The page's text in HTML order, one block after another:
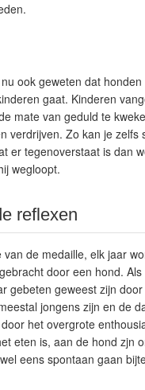
ook geweten dat
gaat. Kinderen
mate van geduld te
verdrijven. Zo kan je
er tegenoverstaat is dan
wegloopt.
reflexen
de medaille, elk jaar
door een hond.
gebeten geweest zijn
jongens zijn en de
het overgrote
eten is, aan de hond zjn
eens spontaan gaan